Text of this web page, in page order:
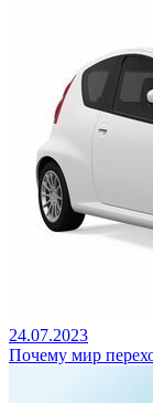
24.07.2023
Почему мир